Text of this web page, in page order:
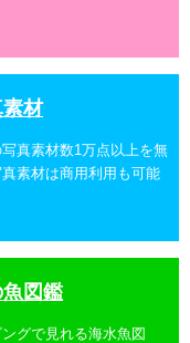
材
真素材数1万点以上を無
素材は商用利用も可能
図鑑
グで見れる海水魚図